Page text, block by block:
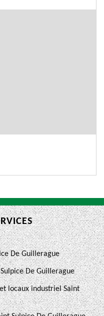
De Guillerague
De Guillerague
locaux industriel Saint